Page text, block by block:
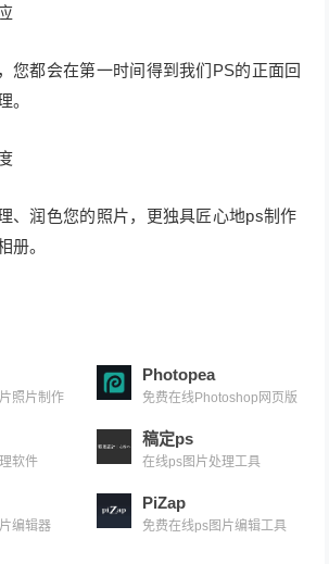
都会在第一时间得到我们PS的正面回
。
润色您的照片，更独具匠心地ps制作
册。
照片制作
Photopea
免费在线Photoshop网页版
软件
稿定ps
在线ps图片处理工具
编辑器
PiZap
免费在线ps图片编辑工具